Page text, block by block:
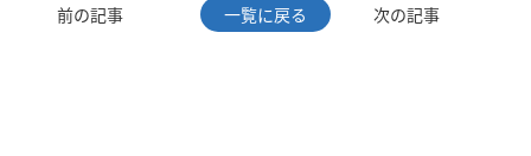
前の記事 一覧に戻る 次の記事